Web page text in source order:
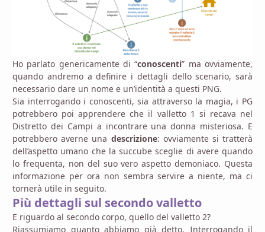
Ho parlato genericamente di “conoscenti” ma ovviamente,
quando andremo a definire i dettagli dello scenario, sarà
necessario dare un nome e un’identità a questi PNG.
Sia interrogando i conoscenti, sia attraverso la magia, i PG
potrebbero poi apprendere che il valletto 1 si recava nel
Distretto dei Campi a incontrare una donna misteriosa. E
potrebbero averne una descrizione: ovviamente si tratterà
dell’aspetto umano che la succube sceglie di avere quando
lo frequenta, non del suo vero aspetto demoniaco. Questa
informazione per ora non sembra servire a niente, ma ci
tornerà utile in seguito.
Più dettagli sul secondo valletto
E riguardo al secondo corpo, quello del valletto 2?
Riassumiamo quanto abbiamo già detto. Interrogando il